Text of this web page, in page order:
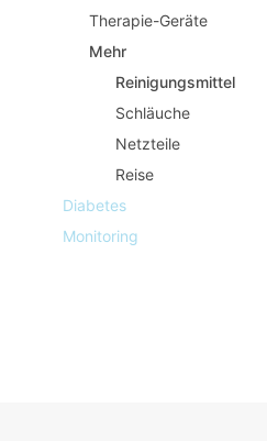
Therapie-Geräte
Mehr
Reinigungsmittel
Schläuche
Netzteile
Reise
Diabetes
Monitoring